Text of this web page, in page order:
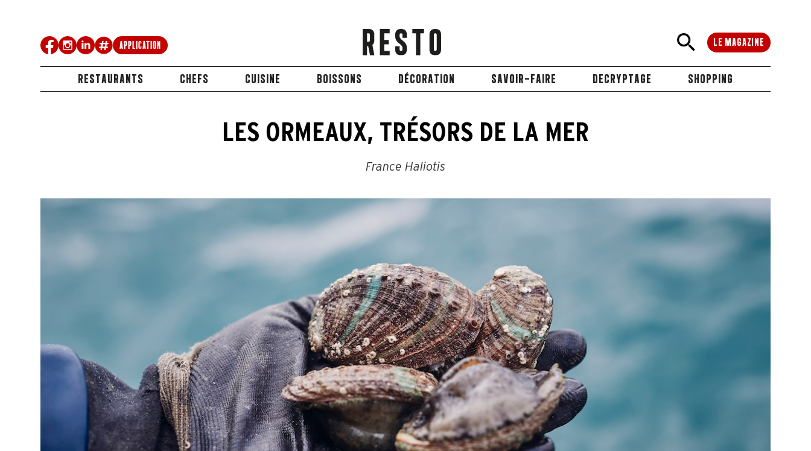
Application LE MAGAZINE
RESTAURANTS CHEFS CUISINE BOISSONS DÉCORATION SAVOIR-FAIRE DECRYPTAGE SHOPPING
LES ORMEAUX, TRÉSORS DE LA MER
France Haliotis